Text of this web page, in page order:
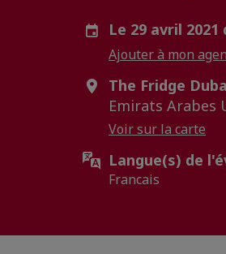
Le 29 avril 2021
Ajouter à mon
The Fridge
Emirats Arabes
Voir sur la carte
Langue(s) de
Francais